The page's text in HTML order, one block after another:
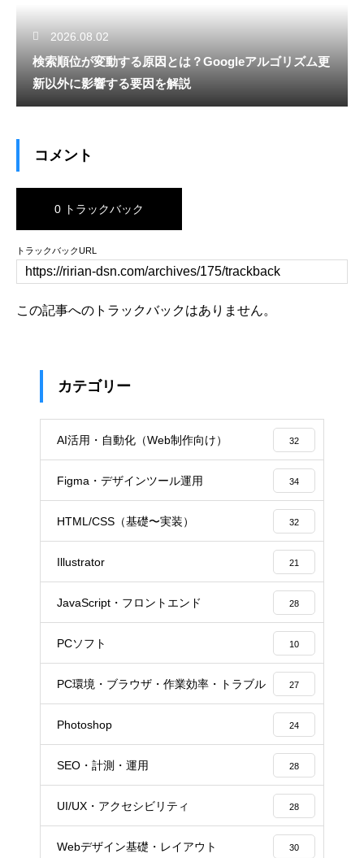
2026.08.02
検索順位が変動する原因とは？Googleアルゴリズム更
新以外に影響する要因を解説
コメント
0 トラックバック
トラックバックURL
この記事へのトラックバックはありません。
カテゴリー
AI活用・自動化（Web制作向け） 32
Figma・デザインツール運用 34
HTML/CSS（基礎〜実装） 32
Illustrator 21
JavaScript・フロントエンド 28
PCソフト 10
PC環境・ブラウザ・作業効率・トラブル 27
Photoshop 24
SEO・計測・運用 28
UI/UX・アクセシビリティ 28
Webデザイン基礎・レイアウト 30